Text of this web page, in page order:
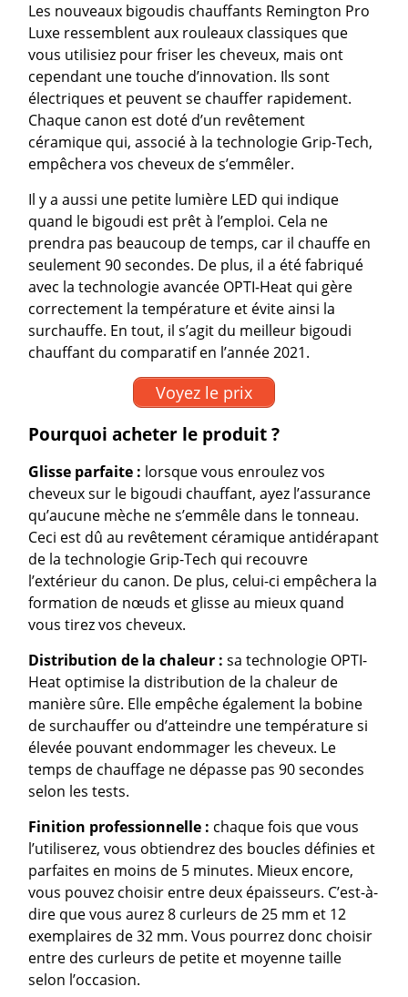
Les nouveaux bigoudis chauffants Remington Pro
Luxe ressemblent aux rouleaux classiques que
vous utilisiez pour friser les cheveux, mais ont
cependant une touche d’innovation. Ils sont
électriques et peuvent se chauffer rapidement.
Chaque canon est doté d’un revêtement
céramique qui, associé à la technologie Grip-Tech,
empêchera vos cheveux de s’emmêler.
Il y a aussi une petite lumière LED qui indique
quand le bigoudi est prêt à l’emploi. Cela ne
prendra pas beaucoup de temps, car il chauffe en
seulement 90 secondes. De plus, il a été fabriqué
avec la technologie avancée OPTI-Heat qui gère
correctement la température et évite ainsi la
surchauffe. En tout, il s’agit du meilleur bigoudi
chauffant du comparatif en l’année 2021.
Voyez le prix
Pourquoi acheter le produit ?
Glisse parfaite : lorsque vous enroulez vos
cheveux sur le bigoudi chauffant, ayez l’assurance
qu’aucune mèche ne s’emmêle dans le tonneau.
Ceci est dû au revêtement céramique antidérapant
de la technologie Grip-Tech qui recouvre
l’extérieur du canon. De plus, celui-ci empêchera la
formation de nœuds et glisse au mieux quand
vous tirez vos cheveux.
Distribution de la chaleur :sa technologie OPTI-
Heat optimise la distribution de la chaleur de
manière sûre. Elle empêche également la bobine
de surchauffer ou d’atteindre une température si
élevée pouvant endommager les cheveux. Le
temps de chauffage ne dépasse pas 90 secondes
selon les tests.
Finition professionnelle : chaque fois que vous
l’utiliserez, vous obtiendrez des boucles définies et
parfaites en moins de 5 minutes. Mieux encore,
vous pouvez choisir entre deux épaisseurs. C’est-à-
dire que vous aurez 8 curleurs de 25 mm et 12
exemplaires de 32 mm. Vous pourrez donc choisir
entre des curleurs de petite et moyenne taille
selon l’occasion.